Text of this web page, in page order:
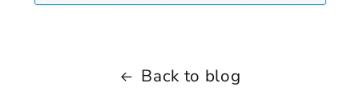
Back to blog